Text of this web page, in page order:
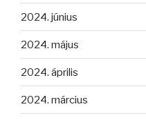
2024. június
2024. május
2024. április
2024. március